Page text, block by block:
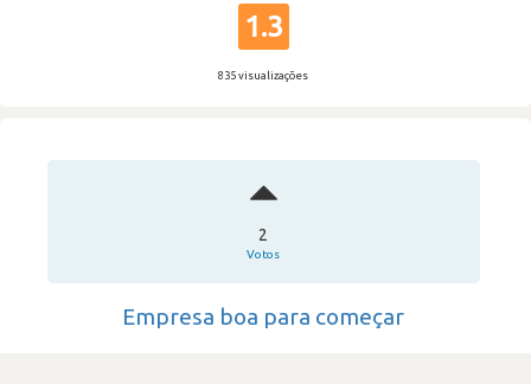
1.3
835 visualizações
2
Votos
Empresa boa para começar